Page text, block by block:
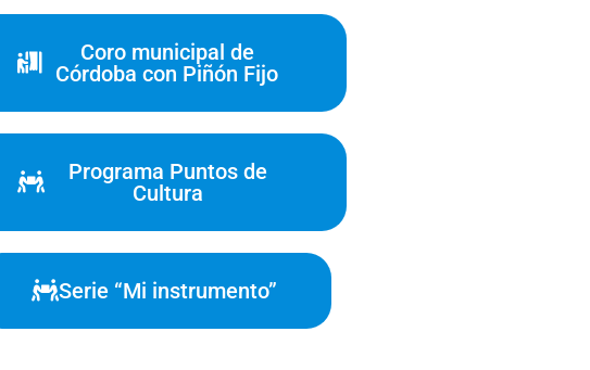
Coro municipal de
Córdoba con Piñón Fijo
Programa Puntos de
Cultura
Serie “Mi instrumento”